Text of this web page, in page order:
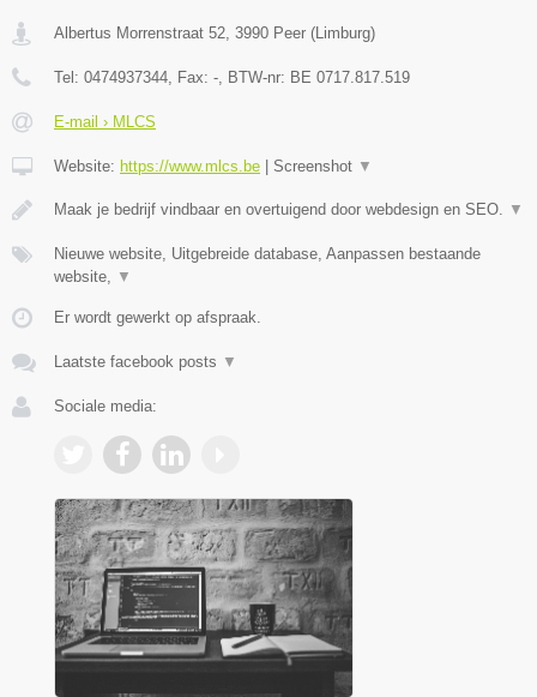
Albertus Morrenstraat 52, 3990 Peer (Limburg)
Tel: 0474937344, Fax: -, BTW-nr: BE 0717.817.519
E-mail › MLCS
Website: https://www.mlcs.be Screenshot ▼
Maak je bedrijf vindbaar en overtuigend door webdesign en SEO. ▼
Nieuwe website, Uitgebreide database, Aanpassen bestaande
website, ▼
Er wordt gewerkt op afspraak.
Laatste facebook posts ▼
Sociale media: